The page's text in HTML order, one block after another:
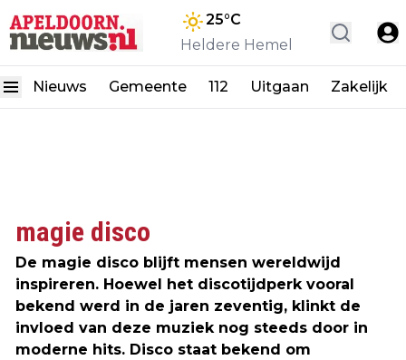
25°C
Heldere Hemel
Nieuws Gemeente 112 Uitgaan Zakelijk
magie disco
De magie disco blijft mensen wereldwijd
inspireren. Hoewel het discotijdperk vooral
bekend werd in de jaren zeventig, klinkt de
invloed van deze muziek nog steeds door in
moderne hits. Disco staat bekend om